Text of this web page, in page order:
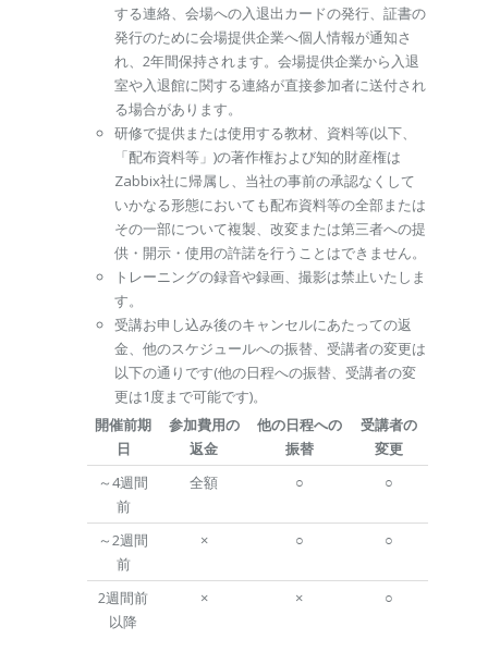
する連絡、会場への入退出カードの発行、証書の
発行のために会場提供企業へ個人情報が通知さ
れ、2年間保持されます。会場提供企業から入退
室や入退館に関する連絡が直接参加者に送付され
る場合があります。
研修で提供または使用する教材、資料等(以下、
「配布資料等」)の著作権および知的財産権は
Zabbix社に帰属し、当社の事前の承認なくして
いかなる形態においても配布資料等の全部または
その一部について複製、改変または第三者への提
供・開示・使用の許諾を行うことはできません。
トレーニングの録音や録画、撮影は禁止いたしま
す。
受講お申し込み後のキャンセルにあたっての返
金、他のスケジュールへの振替、受講者の変更は
以下の通りです(他の日程への振替、受講者の変
更は1度まで可能です)。
開催前期
日
参加費用の
返金
他の日程への
振替
受講者の
変更
～4週間
前
全額 ○ ○
～2週間
前
× ○ ○
2週間前
以降
× × ○